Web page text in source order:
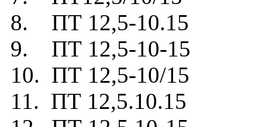
8. ПТ 12,5-10.15
9. ПТ 12,5-10-15
10. ПТ 12,5-10/15
11. ПТ 12,5.10.15